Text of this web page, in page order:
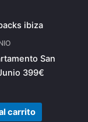
San
399€
carrito